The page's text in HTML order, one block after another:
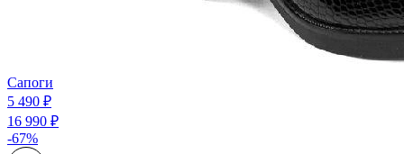
Сапоги
5 490 ₽
16 990 ₽
-67%